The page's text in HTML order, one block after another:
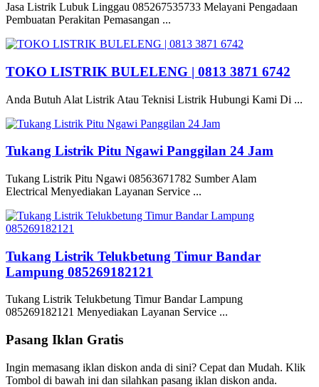
Jasa Listrik Lubuk Linggau 085267535733 Melayani Pengadaan
Pembuatan Perakitan Pemasangan ...
TOKO LISTRIK BULELENG | 0813 3871 6742
Anda Butuh Alat Listrik Atau Teknisi Listrik Hubungi Kami Di ...
Tukang Listrik Pitu Ngawi Panggilan 24 Jam
Tukang Listrik Pitu Ngawi 08563671782 Sumber Alam
Electrical Menyediakan Layanan Service ...
Tukang Listrik Telukbetung Timur Bandar
Lampung 085269182121
Tukang Listrik Telukbetung Timur Bandar Lampung
085269182121 Menyediakan Layanan Service ...
Pasang Iklan Gratis
Ingin memasang iklan diskon anda di sini? Cepat dan Mudah. Klik
Tombol di bawah ini dan silahkan pasang iklan diskon anda.